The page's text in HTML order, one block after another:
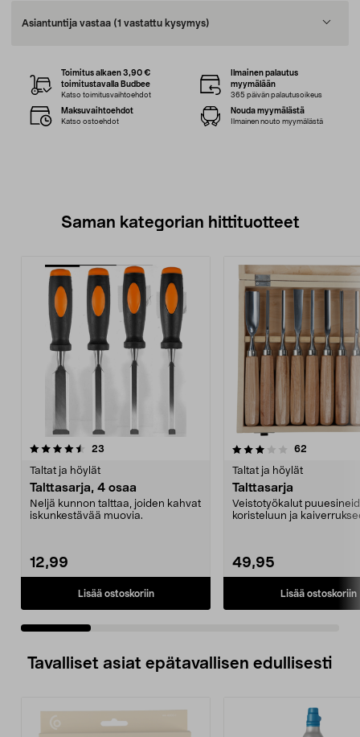
Asiantuntija vastaa (1 vastattu kysymys)
Toimitus alkaen 3,90 €
toimitustavalla Budbee
Katso toimitusvaihtoehdot
Ilmainen palautus
myymälään
365 päivän palautusoikeus
Maksuvaihtoehdot
Katso ostoehdot
Nouda myymälästä
Ilmainen nouto myymälästä
Saman kategorian hittituotteet
23
Taltat ja höylät
Talttasarja, 4 osaa
Neljä kunnon talttaa, joiden kahvat
iskunkestävää muovia.
12,99
Lisää ostoskoriin
3.5 viidestä
62
Taltat ja höylät
Talttasarja
Veistotyökalut
koristeluun ja
49,95
Lisää ostoskoriin
4.0 viidestä
Tavalliset asiat epätavallisen edullisesti